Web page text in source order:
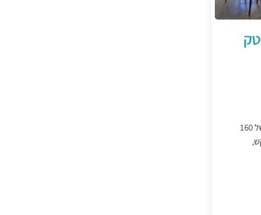
משרד של 440 מ"ר, שניתן לחלק אותו לשני משרדים של 160